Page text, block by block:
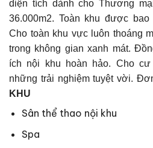
diện tích dành cho Thương
36.000m2. Toàn khu được
Cho toàn khu vực luôn thoáng
trong không gian xanh mát.
ích nội khu hoàn hảo. Cho
những trải nghiệm tuyệt vời.
KHU
Sân thể thao nội khu
Spa